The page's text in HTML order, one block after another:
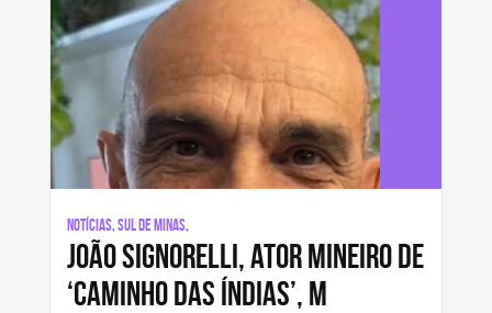
Notícias, Sul de Minas,
João Signorelli, ator mineiro de
‘Caminho das Índias’, m